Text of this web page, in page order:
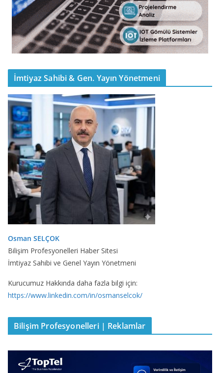
İmtiyaz Sahibi & Gen. Yayın Yönetmeni
Osman SELÇOK
Bilişim Profesyonelleri Haber Sitesi
İmtiyaz Sahibi ve Genel Yayın Yönetmeni
Kurucumuz Hakkında daha fazla bilgi için:
https://www.linkedin.com/in/osmanselcok/
Bilişim Profesyonelleri | Reklamlar